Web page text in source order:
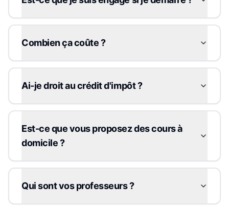
Combien ça coûte ?
Ai-je droit au crédit d'impôt ?
Est-ce que vous proposez des cours à
domicile ?
Qui sont vos professeurs ?